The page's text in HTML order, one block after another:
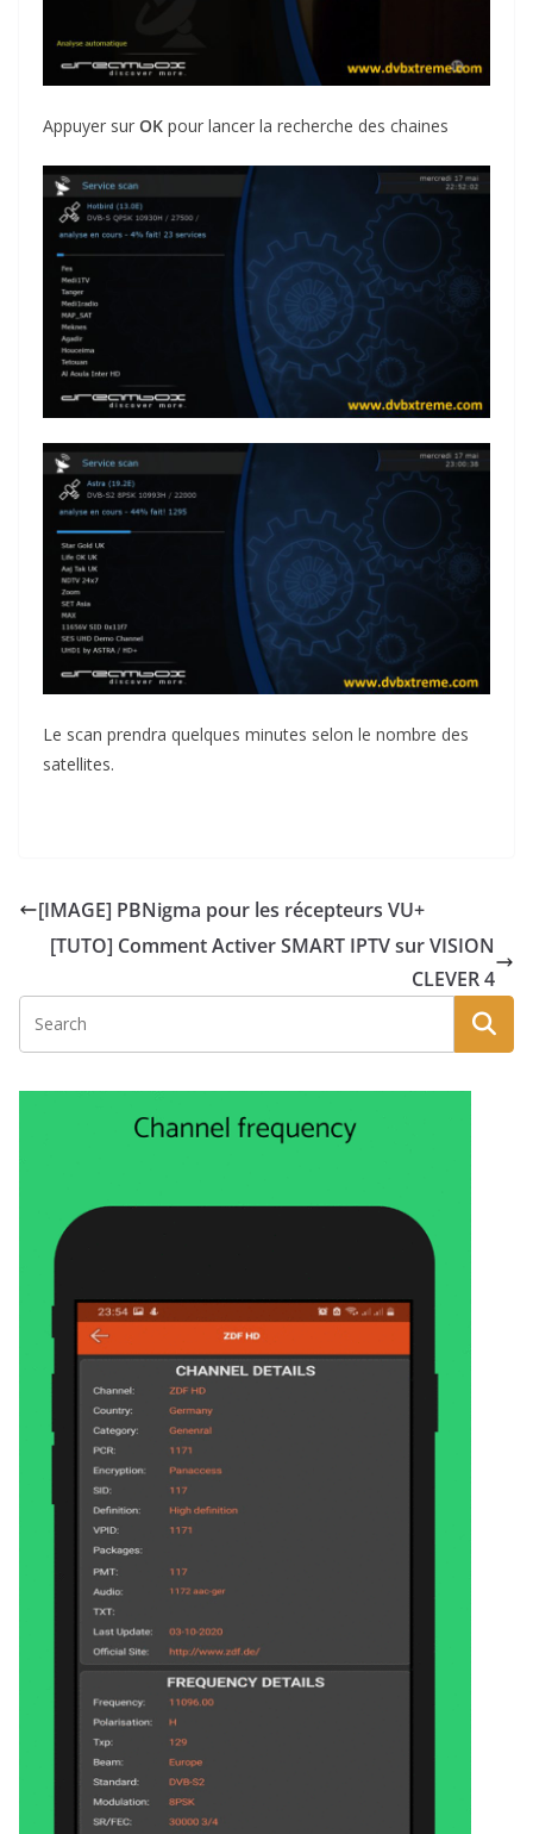
Appuyer sur OK pour lancer la recherche des chaines
Le scan prendra quelques minutes selon le nombre des
satellites.
[IMAGE] PBNigma pour les récepteurs VU+
[TUTO] Comment Activer SMART IPTV sur VISION
CLEVER 4